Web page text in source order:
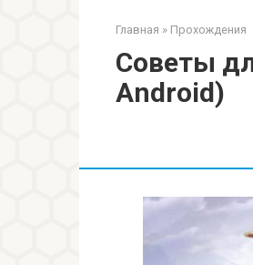
Главная » Прохождения
Советы
Android)